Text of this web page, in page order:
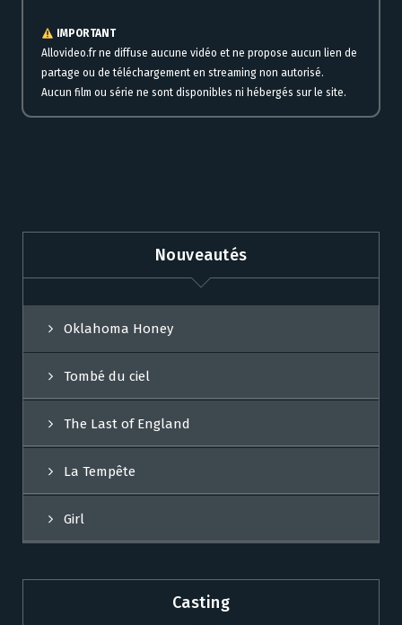
IMPORTANT
Allovideo.fr ne diffuse aucune vidéo et ne propose aucun lien de
partage ou de téléchargement en streaming non autorisé.
Aucun film ou série ne sont disponibles ni hébergés sur le site.
Nouveautés
Oklahoma Honey
Tombé du ciel
The Last of England
La Tempête
Girl
Casting